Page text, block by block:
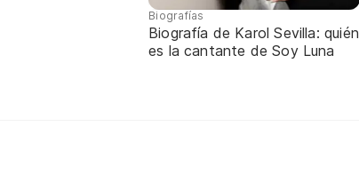
Biografías
Biografía de Karol Sevilla: quién
es la cantante de Soy Luna